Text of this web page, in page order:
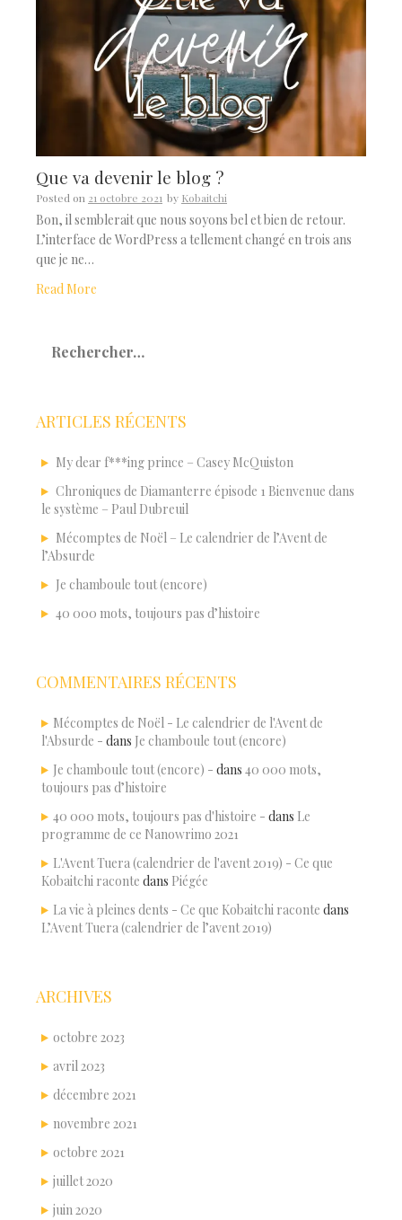
Que va devenir le blog ?
Posted on 21 octobre 2021 by Kobaitchi
Bon, il semblerait que nous soyons bel et bien de retour.
L’interface de WordPress a tellement changé en trois ans
que je ne…
Read More
ARTICLES RÉCENTS
My dear f***ing prince – Casey McQuiston
Chroniques de Diamanterre épisode 1 Bienvenue dans
le système – Paul Dubreuil
Mécomptes de Noël – Le calendrier de l’Avent de
l’Absurde
Je chamboule tout (encore)
40 000 mots, toujours pas d’histoire
COMMENTAIRES RÉCENTS
Mécomptes de Noël - Le calendrier de l'Avent de
l'Absurde - dans Je chamboule tout (encore)
Je chamboule tout (encore) - dans 40 000 mots,
toujours pas d’histoire
40 000 mots, toujours pas d'histoire - dans Le
programme de ce Nanowrimo 2021
L'Avent Tuera (calendrier de l'avent 2019) - Ce que
Kobaitchi raconte dans Piégée
La vie à pleines dents - Ce que Kobaitchi raconte dans
L’Avent Tuera (calendrier de l’avent 2019)
ARCHIVES
octobre 2023
avril 2023
décembre 2021
novembre 2021
octobre 2021
juillet 2020
juin 2020